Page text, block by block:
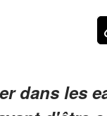
dans les